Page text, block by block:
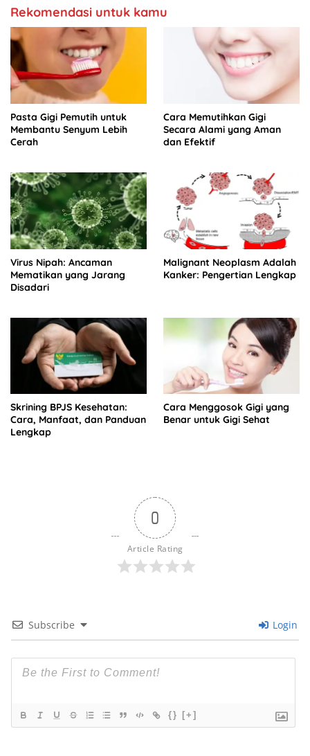
Rekomendasi untuk kamu
Pasta Gigi Pemutih untuk
Membantu Senyum Lebih
Cerah
Cara Memutihkan Gigi
Secara Alami yang Aman
dan Efektif
Virus Nipah: Ancaman
Mematikan yang Jarang
Disadari
Malignant Neoplasm Adalah
Kanker: Pengertian Lengkap
Skrining BPJS Kesehatan:
Cara, Manfaat, dan Panduan
Lengkap
Cara Menggosok Gigi yang
Benar untuk Gigi Sehat
0
Article Rating
Subscribe Login
{} [+]